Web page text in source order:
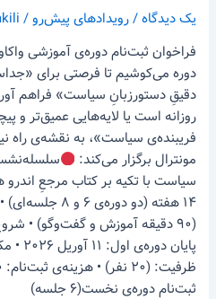
یک دیدگاه /رویدادهای پیش‌رو/
فراخوان ثبت‌نام دوره‌ی آموزشی
دوره می‌کوشیم تا فرصتی برای
دقیقِ دستورزبانِ سیاست» فراهم
روزانه است یا لایه‌هایی عمیق‌تر و
فریبنده‌ی سیاست»، به نقشه‌ی راه
مونترال برگزار می‌کند:
سیاست با تکیه بر کتاب مرجعِ اندرو
پایان
ظرفیت: (۲۰ نفر) • هزینه‌ی ثبت‌نام: ۳۰ دلار برای ۶ جلسه
ثبت‌نام دوره‌ی نخست(۶ جلسه)